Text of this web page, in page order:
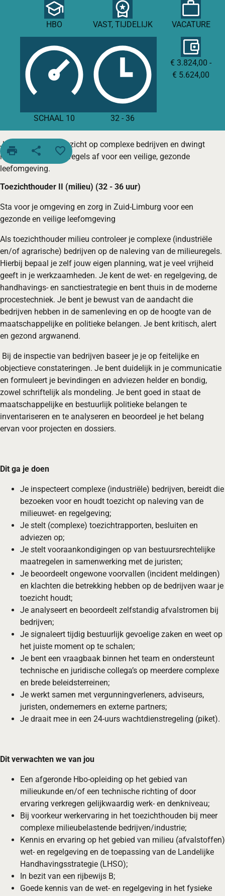
HBO VAST, TIJDELIJK VACATURE
SCHAAL 10 32 - 36
€ 3.824,00 -
€ 5.624,00
print share favorite_border
Je houdt scherp toezicht op complexe bedrijven en dwingt
naleving van milieuregels af voor een veilige, gezonde
leefomgeving.
Toezichthouder II (milieu) (32 - 36 uur)
Sta voor je omgeving en zorg in Zuid-Limburg voor een
gezonde en veilige leefomgeving
Als toezichthouder milieu controleer je complexe (industriële
en/of agrarische) bedrijven op de naleving van de milieuregels.
Hierbij bepaal je zelf jouw eigen planning, wat je veel vrijheid
geeft in je werkzaamheden. Je kent de wet- en regelgeving, de
handhavings- en sanctiestrategie en bent thuis in de moderne
procestechniek. Je bent je bewust van de aandacht die
bedrijven hebben in de samenleving en op de hoogte van de
maatschappelijke en politieke belangen. Je bent kritisch, alert
en gezond argwanend.
Bij de inspectie van bedrijven baseer je je op feitelijke en
objectieve constateringen. Je bent duidelijk in je communicatie
en formuleert je bevindingen en adviezen helder en bondig,
zowel schriftelijk als mondeling. Je bent goed in staat de
maatschappelijke en bestuurlijk politieke belangen te
inventariseren en te analyseren en beoordeel je het belang
ervan voor projecten en dossiers.
Dit ga je doen
Je inspecteert complexe (industriële) bedrijven, bereidt die
bezoeken voor en houdt toezicht op naleving van de
milieuwet- en regelgeving;
Je stelt (complexe) toezichtrapporten, besluiten en
adviezen op;
Je stelt vooraankondigingen op van bestuursrechtelijke
maatregelen in samenwerking met de juristen;
Je beoordeelt ongewone voorvallen (incident meldingen)
en klachten die betrekking hebben op de bedrijven waar je
toezicht houdt;
Je analyseert en beoordeelt zelfstandig afvalstromen bij
bedrijven;
Je signaleert tijdig bestuurlijk gevoelige zaken en weet op
het juiste moment op te schalen;
Je bent een vraagbaak binnen het team en ondersteunt
technische en juridische collega’s op meerdere complexe
en brede beleidsterreinen;
Je werkt samen met vergunningverleners, adviseurs,
juristen, ondernemers en externe partners;
Je draait mee in een 24-uurs wachtdienstregeling (piket).
Dit verwachten we van jou
Een afgeronde Hbo-opleiding op het gebied van
milieukunde en/of een technische richting of door
ervaring verkregen gelijkwaardig werk- en denkniveau;
Bij voorkeur werkervaring in het toezichthouden bij meer
complexe milieubelastende bedrijven/industrie;
Kennis en ervaring op het gebied van milieu (afvalstoffen)
wet- en regelgeving en de toepassing van de Landelijke
Handhavingsstrategie (LHSO);
In bezit van een rijbewijs B;
Goede kennis van de wet- en regelgeving in het fysieke